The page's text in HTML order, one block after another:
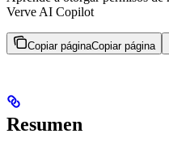
Verve AI Copilot
Copiar páginaCopiar página
Resumen